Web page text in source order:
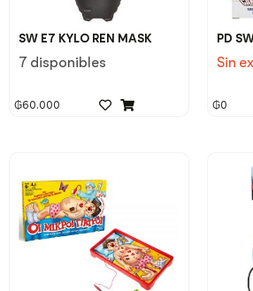
SW E7 KYLO REN MASK
7 disponibles
₲60.000
PD
Sin
₲0